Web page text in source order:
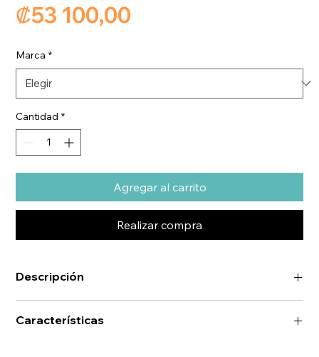
₡53 100,00
Marca *
Cantidad *
Agregar al carrito
Realizar compra
Descripción
Características